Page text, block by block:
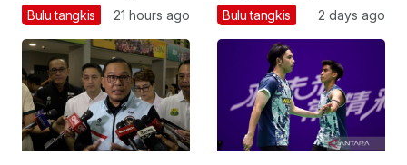
tangani ganda
Bulu tangkis 21 hours ago
untuk Asian Games
Bulu tangkis 2 days ago